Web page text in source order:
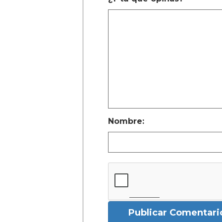
Nombre:
Publicar